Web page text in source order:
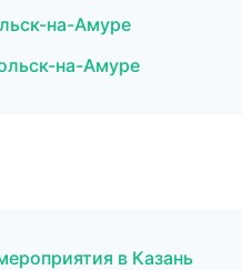
на-Амуре
на-Амуре
в Казань